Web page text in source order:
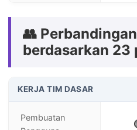
👥
berdasarkan 23
KERJA TIM DASAR
Pembuatan